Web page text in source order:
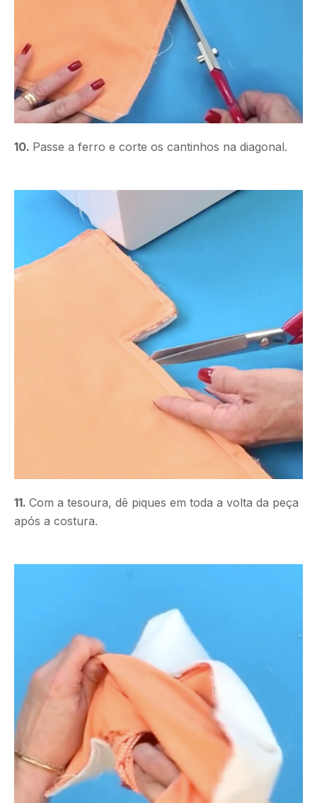
10. Passe a ferro e corte os cantinhos na diagonal.
11. Com a tesoura, dê piques em toda a volta da peça
após a costura.